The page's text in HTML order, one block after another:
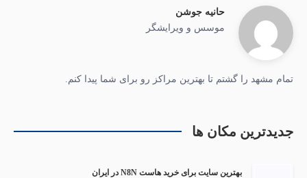
حانیه جوشن
موسس و ویرایشگر
تمام مشهد را گشتم تا بهترین مراکز رو برای شما پیدا کنم.
جدیدترین مکان ها
بهترین سایت برای خرید هاست N8N در ایران